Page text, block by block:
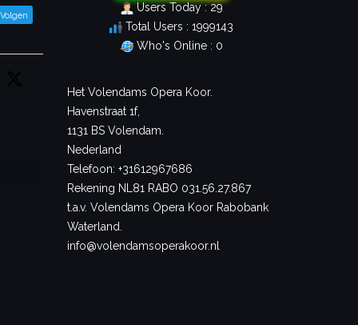
Volgen
Users Today : 29
Total Users : 1999143
Who's Online : 0
Het Volendams Opera Koor.
Havenstraat 1f,
1131 BS Volendam.
Nederland
Telefoon: +31612967686
Rekening NL81 RABO 031.56.27.867
t.a.v. Volendams Opera Koor Rabobank
Waterland.
info@volendamsoperakoor.nl